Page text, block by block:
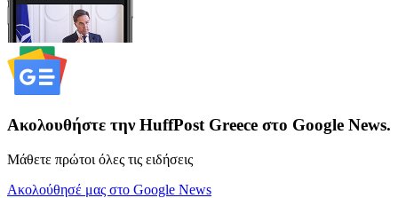
Ακολουθήστε την HuffPost Greece στο Google News.
Μάθετε πρώτοι όλες τις ειδήσεις
Ακολούθησέ μας στο Google News